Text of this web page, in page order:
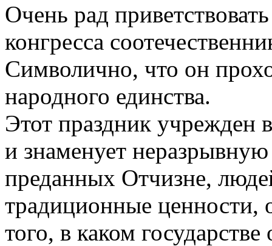
Очень рад
конгресса
Символично, что он
народного единства.
Этот праздник учрежден
и знаменует неразрывную
преданных Отчизне,
традиционные
того, в каком